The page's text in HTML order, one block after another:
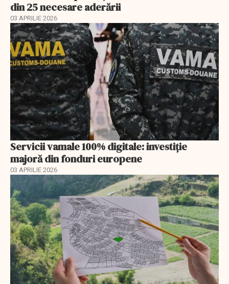
din 25 necesare aderării
03 APRILIE 2026
Servicii vamale 100% digitale: investiție
majoră din fonduri europene
03 APRILIE 2026